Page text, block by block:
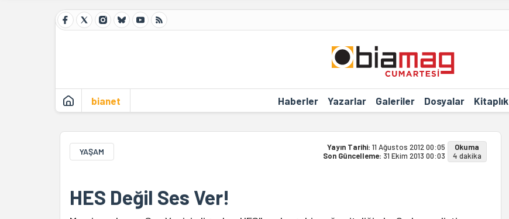
bianet Haberler Yazarlar Galeriler Dosyalar Kitaplık
YAŞAM Yayın Tarihi: 11 Ağustos 2012 00:05
Son Güncelleme: 31 Ekim 2013 00:03
Okuma
4 dakika
HES Değil Ses Ver!